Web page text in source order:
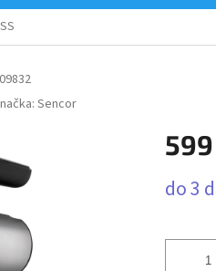
Sencor
cena:
do 3